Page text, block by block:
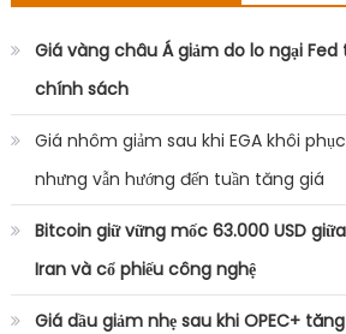
Giá vàng châu Á giảm do lo ngại
chính sách
Giá nhôm giảm sau khi EGA khôi
nhưng vẫn hướng đến tuần tăng giá
Bitcoin giữ vững mốc 63.000 USD
Iran và cổ phiếu công nghệ
Giá dầu giảm nhẹ sau khi OPEC+